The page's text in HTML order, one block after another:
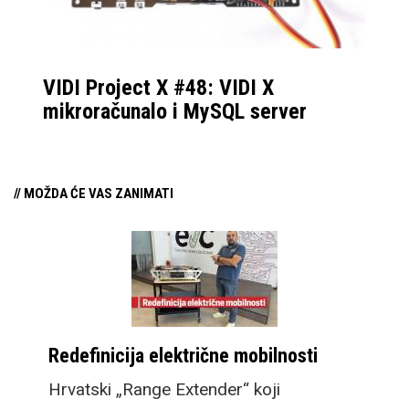
VIDI Project X #48: VIDI X
mikroračunalo i MySQL server
// MOŽDA ĆE VAS ZANIMATI
Redefinicija električne mobilnosti
Hrvatski „Range Extender“ koji